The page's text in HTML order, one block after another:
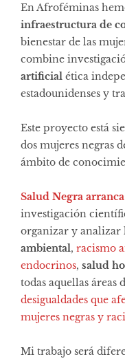
En Afroféminas
infraestructura de
bienestar de las
combine
artificial ética
estadounidenses y
Este proyecto está
dos mujeres negras
ámbito de
Salud Negra arranca
investigación
organizar y analizar
ambiental, racismo
endocrinos, salud
todas aquellas áreas
desigualdades que
mujeres negras y
Mi trabajo será